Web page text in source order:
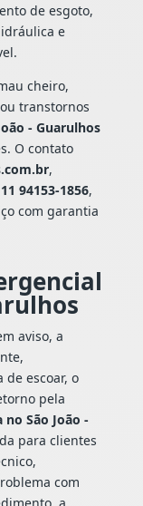
de esgoto,
e
cheiro,
transtornos
- Guarulhos
O contato
,
11 94153-1856,
com garantia
aviso, a
escoar, o
pela
São João -
para clientes
com
a